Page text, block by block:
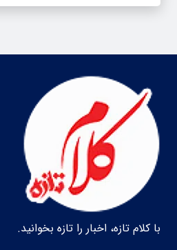
با کلام تازه، اخبار را تازه بخوانید.